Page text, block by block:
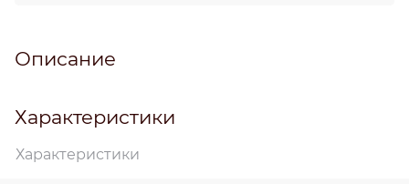
Описание
Характеристики
Характеристики